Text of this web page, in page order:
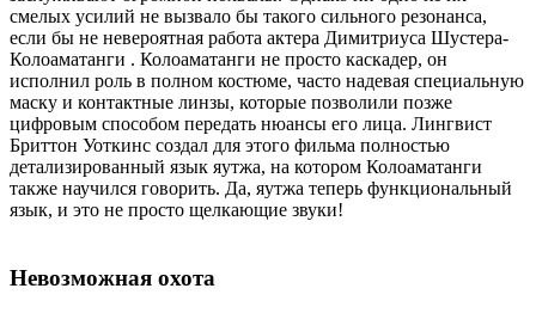
смелых усилий не вызвало бы такого сильного резонанса,
если бы не невероятная работа актера Димитриуса Шустера-
Колоаматанги . Колоаматанги не просто каскадер, он
исполнил роль в полном костюме, часто надевая специальную
маску и контактные линзы, которые позволили позже
цифровым способом передать нюансы его лица. Лингвист
Бриттон Уоткинс создал для этого фильма полностью
детализированный язык яутжа, на котором Колоаматанги
также научился говорить. Да, яутжа теперь функциональный
язык, и это не просто щелкающие звуки!
Невозможная охота